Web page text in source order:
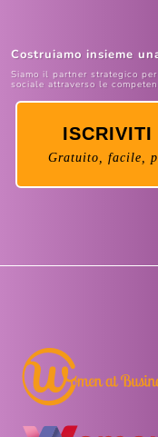
Costruiamo insieme
Siamo il partner strategico
sociale attraverso le
ISCRIVITI
Gratuito, facile,